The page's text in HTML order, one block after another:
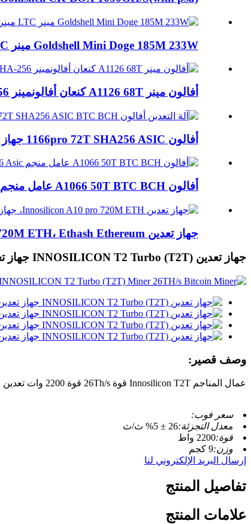
Goldshell Mini Doge 185M 233W مينر LTC مينر تعدين...
أفالون مينر A1126 68T كنعان أفالونمينر SHA-256 آل...
أفالون 1166pro 72T SHA256 ASIC جهاز تعدين BTC BCH ...
أفالون A1066 50T BTC BCH عامل منجم SHA256 Asic
جهاز تعدين Innosilicon A10 pro 720M ETH، Ethash Ethereum...
جهاز تعدين INNOSILICON T2 Turbo (T2T) جهاز تعدين بيتكوين 26TH/s مع مصدر طاقة 1900 وات
وصف قصير:
عمال المناجم Innosilicon T2T قوة 26Th/s قوة 2200 وات تعدين Asic SHA-256 BTC/BCH
سعر فوب:
معدل التجزئة:26 ± 5% ث/ث
قوة:2200 واط
وزن:9 كجم
إرسال البريد الإلكتروني لنا
تفاصيل المنتج
علامات المنتج